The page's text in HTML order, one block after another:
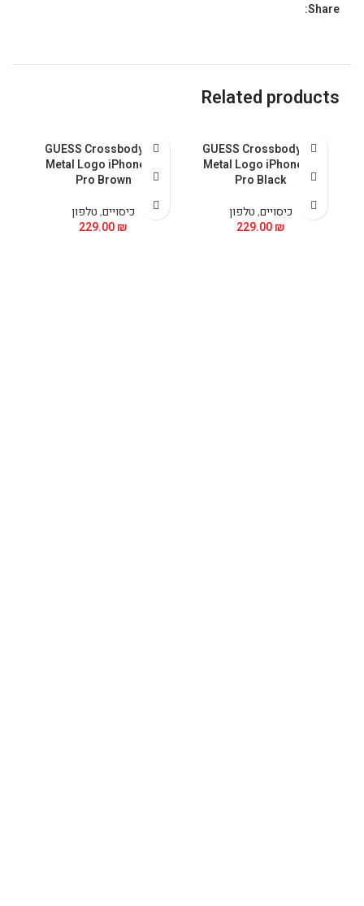
Share:
Related products
GUESS Crossbody PU
Metal Logo iPhone 15
Pro Black
כיסויים,טלפון
229.00₪
GUESS Crossbody PU
Metal Logo iPhone 15
Pro Brown
כיסויים,טלפון
229.00₪